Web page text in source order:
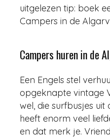
uitgelezen tip: boek
Campers in de
Campers huren in de
Een Engels stel
opgeknapte vintage
wel, die surfbusjes uit
heeft enorm veel
en dat merk je.